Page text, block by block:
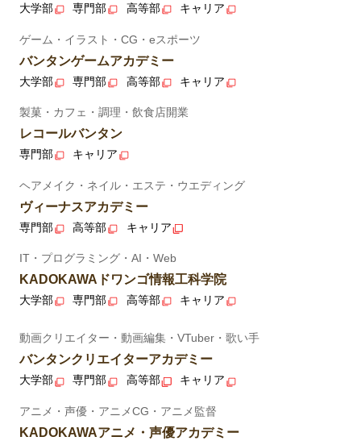
大学部 専門部 高等部 キャリア
ゲーム・イラスト・CG・eスポーツ
バンタンゲームアカデミー
大学部 専門部 高等部 キャリア
製菓・カフェ・調理・飲食店開業
レコールバンタン
専門部 キャリア
ヘアメイク・ネイル・エステ・ウエディング
ヴィーナスアカデミー
専門部 高等部 キャリア
IT・プログラミング・AI・Web
KADOKAWAドワンゴ情報工科学院
大学部 専門部 高等部 キャリア
動画クリエイター・動画編集・VTuber・歌い手
バンタンクリエイターアカデミー
大学部 専門部 高等部 キャリア
アニメ・声優・アニメCG・アニメ監督
KADOKAWAアニメ・声優アカデミー